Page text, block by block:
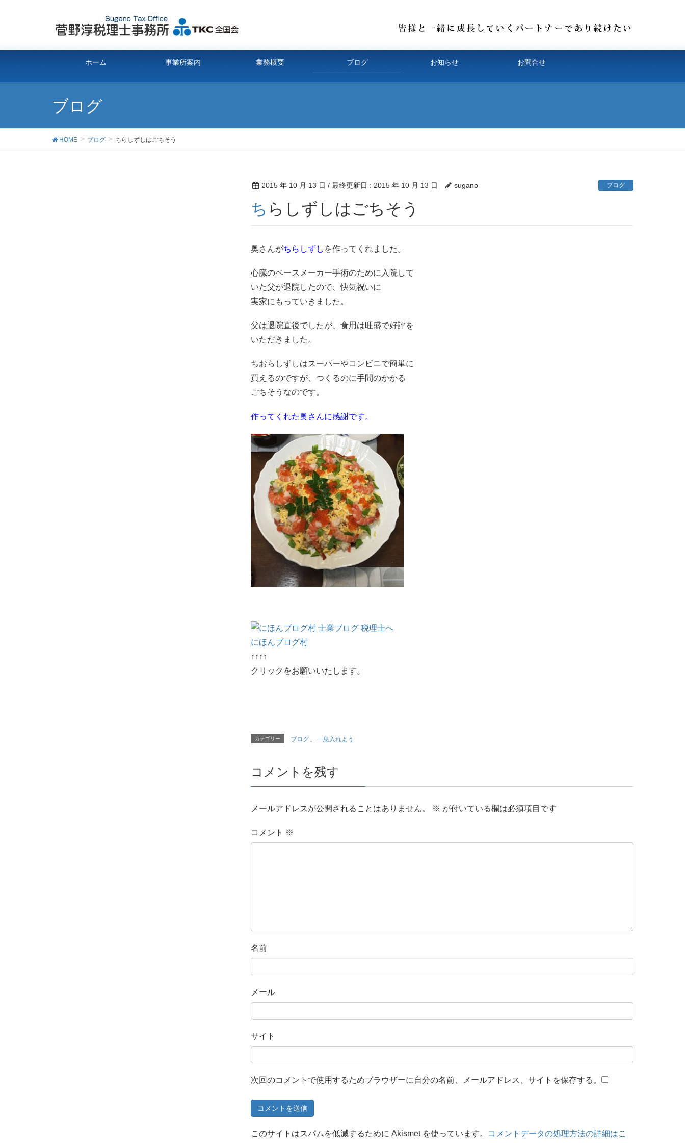
ホーム 事業所案内 業務概要 ブログ お知らせ お問合せ
ブログ
HOME ブログ ちらしずしはごちそう
2015 年 10 月 13 日 / 最終更新日 : 2015 年 10 月 13 日 sugano ブログ
ちらしずしはごちそう
奥さんがちらしずし を作ってくれました。
心臓のペースメーカー手術のために入院して
いた父が退院したので、快気祝いに
実家にもっていきました。
父は退院直後でしたが、食用は旺盛で好評を
いただきました。
ちおらしずしはスーパーやコンビニで簡単に
買えるのですが、つくるのに手間のかかる
ごちそうなのです。
作ってくれた奥さんに感謝です。
にほんブログ村
↑↑↑↑
クリックをお願いいたします。
カテゴリー ブログ 、 一息入れよう
コメントを残す
メールアドレスが公開されることはありません。 ※ が付いている欄は必須項目です
コメント ※
名前
メール
サイト
次回のコメントで使用するためブラウザーに自分の名前、メールアドレス、サイトを保存する。
このサイトはスパムを低減するために Akismet を使っています。 コメントデータの処理方法の詳細はこ